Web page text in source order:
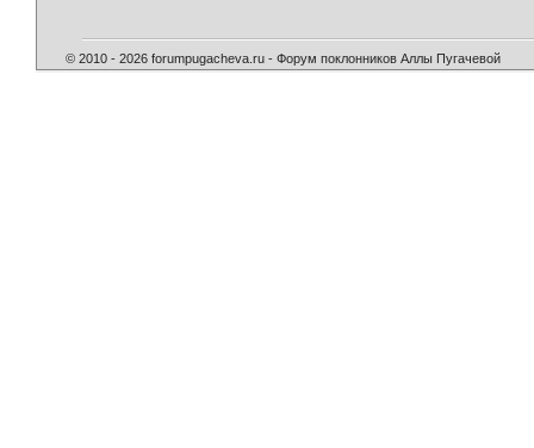
© 2010 - 2026 forumpugacheva.ru - Форум поклонников Аллы Пугачевой